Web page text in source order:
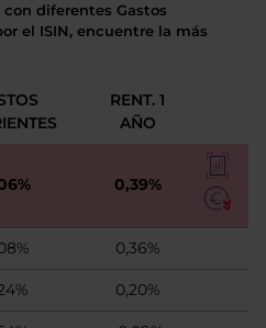
diferentes Gastos
el ISIN, encuentre la más
RENT. 1
AÑO
0,39%
0,36%
0,20%